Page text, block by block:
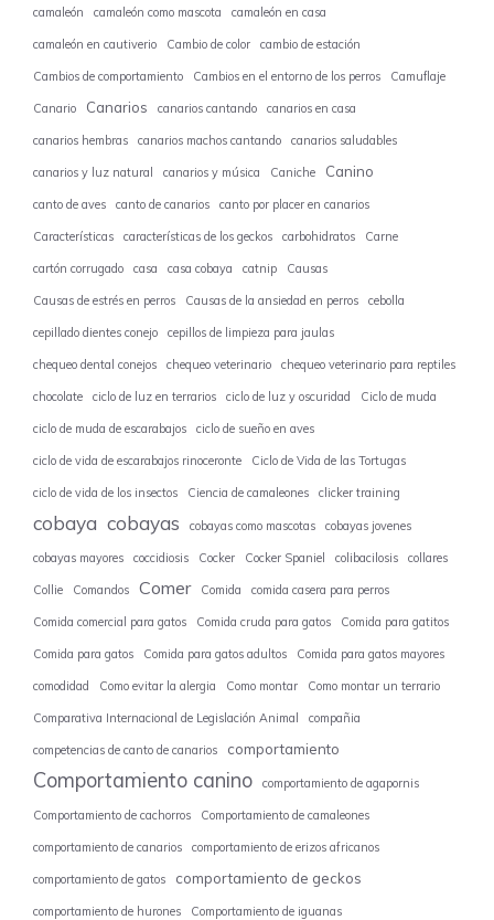
camaleón camaleón como mascota camaleón en casa
camaleón en cautiverio Cambio de color cambio de estación
Cambios de comportamiento Cambios en el entorno de los perros Camuflaje
Canario Canarios canarios cantando canarios en casa
canarios hembras canarios machos cantando canarios saludables
canarios y luz natural canarios y música Caniche Canino
canto de aves canto de canarios canto por placer en canarios
Características características de los geckos carbohidratos Carne
cartón corrugado casa casa cobaya catnip Causas
Causas de estrés en perros Causas de la ansiedad en perros cebolla
cepillado dientes conejo cepillos de limpieza para jaulas
chequeo dental conejos chequeo veterinario chequeo veterinario para reptiles
chocolate ciclo de luz en terrarios ciclo de luz y oscuridad Ciclo de muda
ciclo de muda de escarabajos ciclo de sueño en aves
ciclo de vida de escarabajos rinoceronte Ciclo de Vida de las Tortugas
ciclo de vida de los insectos Ciencia de camaleones clicker training
cobaya cobayas cobayas como mascotas cobayas jovenes
cobayas mayores coccidiosis Cocker Cocker Spaniel colibacilosis collares
Collie Comandos Comer Comida comida casera para perros
Comida comercial para gatos Comida cruda para gatos Comida para gatitos
Comida para gatos Comida para gatos adultos Comida para gatos mayores
comodidad Como evitar la alergia Como montar Como montar un terrario
Comparativa Internacional de Legislación Animal compañia
competencias de canto de canarios comportamiento
Comportamiento canino comportamiento de agapornis
Comportamiento de cachorros Comportamiento de camaleones
comportamiento de canarios comportamiento de erizos africanos
comportamiento de gatos comportamiento de geckos
comportamiento de hurones Comportamiento de iguanas